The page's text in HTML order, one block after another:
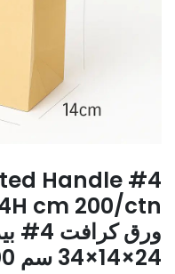
Handle
ورق
24×14×34 سم 200 حبة